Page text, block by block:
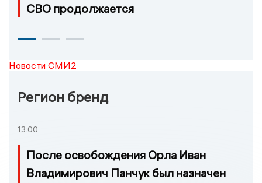
СВО продолжается
Новости СМИ2
Регион бренд
13:00
После освобождения Орла Иван
Владимирович Панчук был назначен